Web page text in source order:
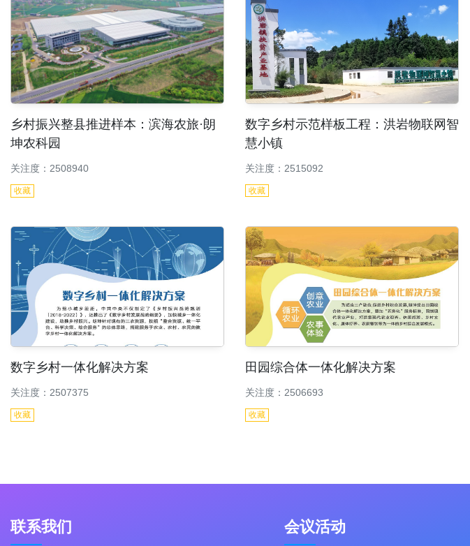
乡村振兴整县推进样本：滨海农旅·朗
坤农科园
关注度：2508940
收藏
数字乡村示范样板工程：洪岩物联网智
慧小镇
关注度：2515092
收藏
数字乡村一体化解决方案
关注度：2507375
收藏
田园综合体一体化解决方案
关注度：2506693
收藏
联系我们 会议活动